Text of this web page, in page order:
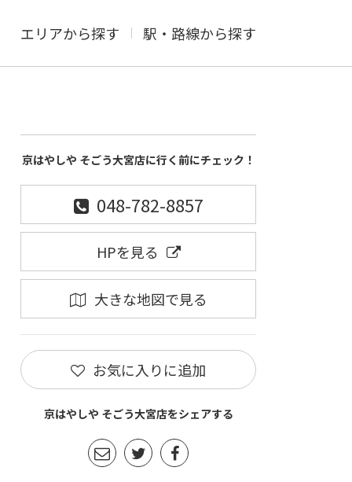
エリアから探す 駅・路線から探す
京はやしや そごう大宮店に行く前にチェック！
048-782-8857
HPを見る
大きな地図で見る
お気に入りに追加
京はやしや そごう大宮店をシェアする